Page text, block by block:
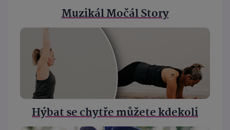
Muzikál Močál Story
Hýbat se chytře můžete kdekoli